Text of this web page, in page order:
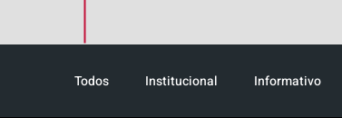
Todos Institucional Informativo